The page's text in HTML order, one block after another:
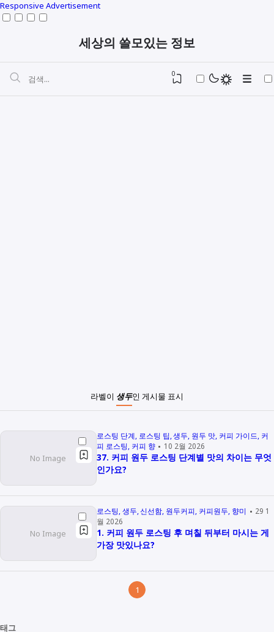
Responsive Advertisement
세상의 쓸모있는 정보
0
라벨이 생두인 게시물 표시
로스팅 단계 로스팅 팁 생두 원두 맛 커피 가이드 커
피 로스팅 커피 향 10 2월 2026
37. 커피 원두 로스팅 단계별 맛의 차이는 무엇
인가요?
로스팅 생두 신선함 원두커피 커피원두 향미
29 1
월 2026
1. 커피 원두 로스팅 후 며칠 뒤부터 마시는 게
가장 맛있나요?
1
태그